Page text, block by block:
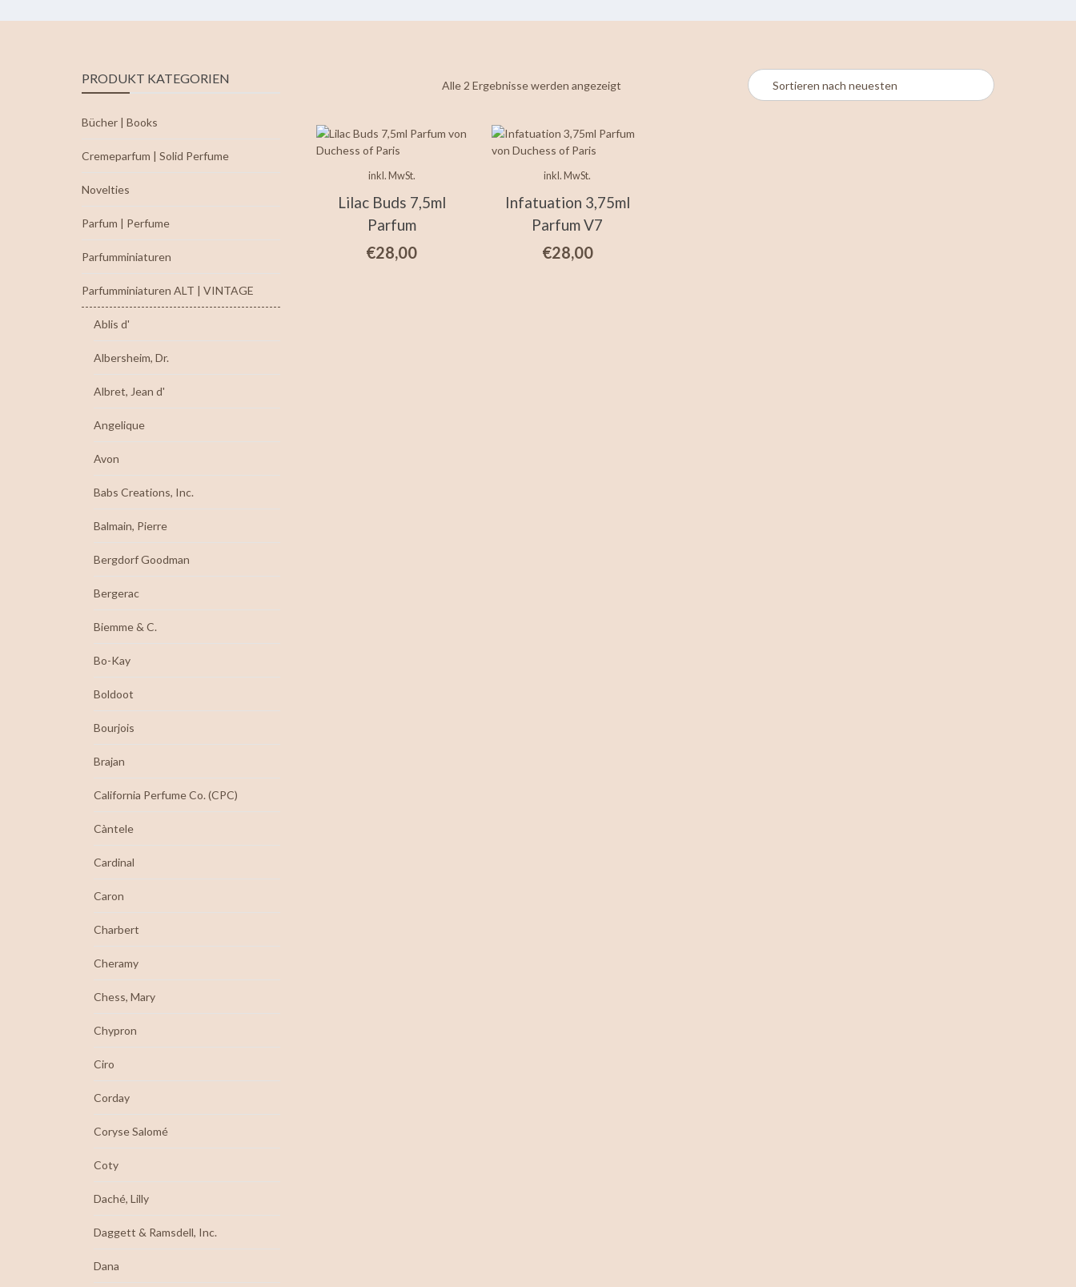
Alle 2 Ergebnisse werden angezeigt
inkl. MwSt.
Lilac Buds 7,5ml
Parfum
€28,00
inkl. MwSt.
Infatuation 3,75ml
Parfum V7
€28,00
PRODUKT KATEGORIEN
Bücher | Books
Cremeparfum | Solid Perfume
Novelties
Parfum | Perfume
Parfumminiaturen
Parfumminiaturen ALT | VINTAGE
Ablis d'
Albersheim, Dr.
Albret, Jean d'
Angelique
Avon
Babs Creations, Inc.
Balmain, Pierre
Bergdorf Goodman
Bergerac
Biemme & C.
Bo-Kay
Boldoot
Bourjois
Brajan
California Perfume Co. (CPC)
Càntele
Cardinal
Caron
Charbert
Cheramy
Chess, Mary
Chypron
Ciro
Corday
Coryse Salomé
Coty
Daché, Lilly
Daggett & Ramsdell, Inc.
Dana